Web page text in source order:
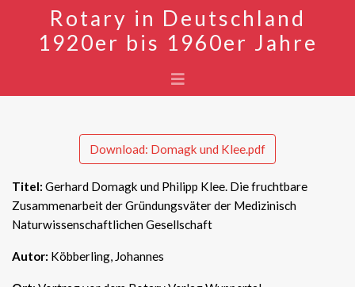
Rotary in Deutschland
1920er bis 1960er Jahre
Download: Domagk und Klee.pdf
Titel: Gerhard Domagk und Philipp Klee. Die fruchtbare
Zusammenarbeit der Gründungsväter der Medizinisch
Naturwissenschaftlichen Gesellschaft
Autor: Köbberling, Johannes